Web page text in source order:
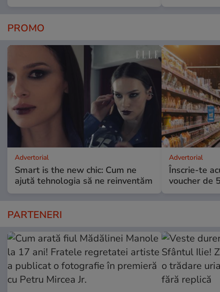
PROMO
Advertorial
Smart is the new chic: Cum ne
ajută tehnologia să ne reinventăm
Advertorial
Înscrie-te
voucher de
PARTENERI